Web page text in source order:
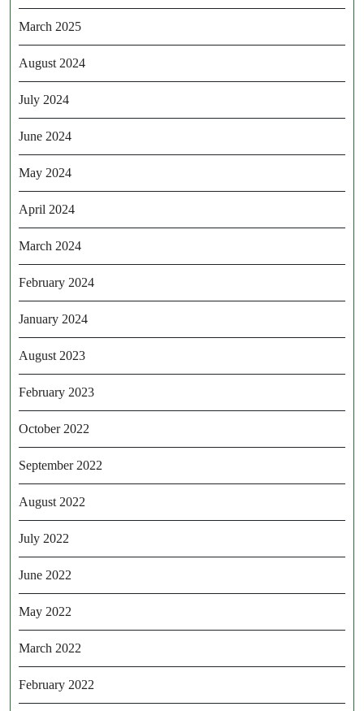
March 2025
August 2024
July 2024
June 2024
May 2024
April 2024
March 2024
February 2024
January 2024
August 2023
February 2023
October 2022
September 2022
August 2022
July 2022
June 2022
May 2022
March 2022
February 2022